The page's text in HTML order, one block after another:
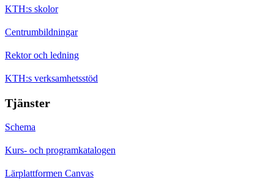
KTH:s skolor
Centrumbildningar
Rektor och ledning
KTH:s verksamhetsstöd
Tjänster
Schema
Kurs- och programkatalogen
Lärplattformen Canvas